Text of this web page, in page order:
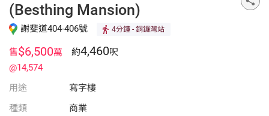
(Besthing Mansion)
謝斐道404-406號 4分鐘 - 銅鑼灣站
售$6,500萬
@14,574
約4,460呎
用途
寫字樓
種類
商業